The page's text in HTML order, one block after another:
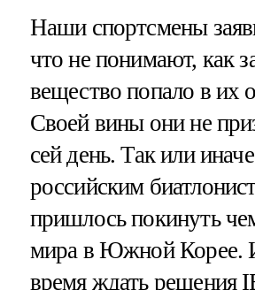
Наши спортсмены
что не понимают, как
вещество попало в их
Своей вины они не
сей день. Так или
российским
пришлось покинуть
мира в Южной Корее.
время ждать решения